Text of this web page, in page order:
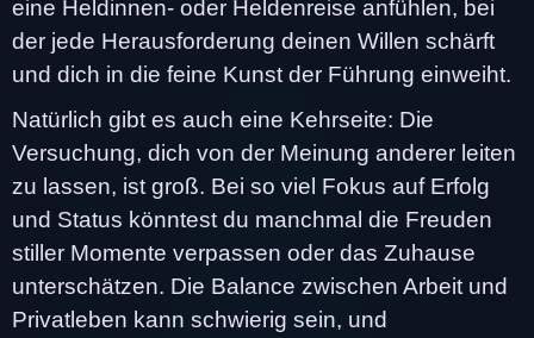
eine Heldinnen- oder Heldenreise anfühlen, bei
der jede Herausforderung deinen Willen schärft
und dich in die feine Kunst der Führung einweiht.
Natürlich gibt es auch eine Kehrseite: Die
Versuchung, dich von der Meinung anderer leiten
zu lassen, ist groß. Bei so viel Fokus auf Erfolg
und Status könntest du manchmal die Freuden
stiller Momente verpassen oder das Zuhause
unterschätzen. Die Balance zwischen Arbeit und
Privatleben kann schwierig sein, und